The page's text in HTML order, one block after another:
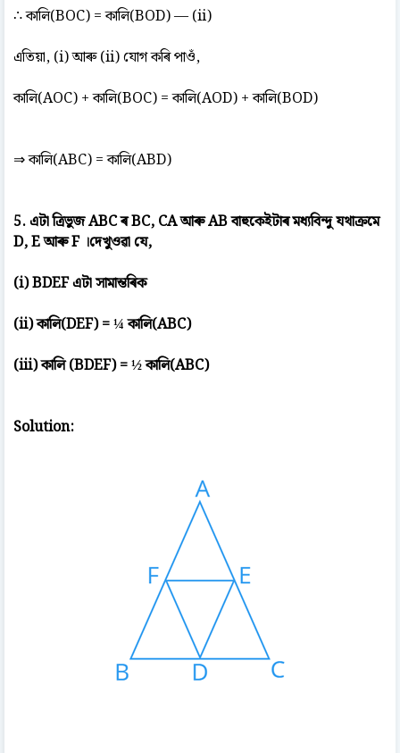
∴ কালি(BOC) = কালি(BOD) — (ii)
এতিয়া, (i) আৰু (ii) যোগ কৰি পাওঁ,
কালি(AOC) + কালি(BOC) = কালি(AOD) + কালি(BOD)
⇒ কালি(ABC) = কালি(ABD)
5. এটা ত্ৰিভুজ ABC ৰ BC, CA আৰু AB বাহুকেইটাৰ মধ্যবিন্দু যথাক্ৰমে
D, E আৰু F ।দেখুওৱা যে,
(i) BDEF এটা সামান্তৰিক
(ii) কালি(DEF) = ¼ কালি(ABC)
(iii) কালি (BDEF) = ½ কালি(ABC)
Solution: